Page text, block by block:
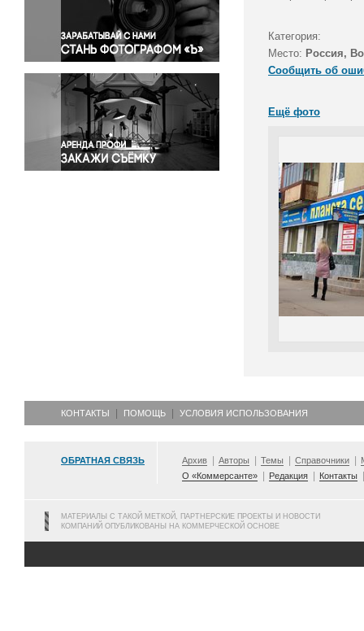
Правосудие
Происшествия и конфликты
Религия
Светская жизнь
Спорт
Экология
Экономика и бизнес
Категория:
Место: Россия,
Сообщить об
Ещё фото
КОНТАКТЫ ПОМОЩЬ УСЛОВИЯ ИСПОЛЬЗОВАНИЯ
ОБРАТНАЯ СВЯЗЬ Архив Авторы Темы Справочники
О «Коммерсанте»
Редакция Контакты
МАТЕРИАЛЫ С ТАКОЙ МЕТКОЙ, ПАРТНЕРСКИЕ ПРОЕКТЫ И НОВОСТИ
КОМПАНИЙ ОПУБЛИКОВАНЫ НА КОММЕРЧЕСКОЙ ОСНОВЕ